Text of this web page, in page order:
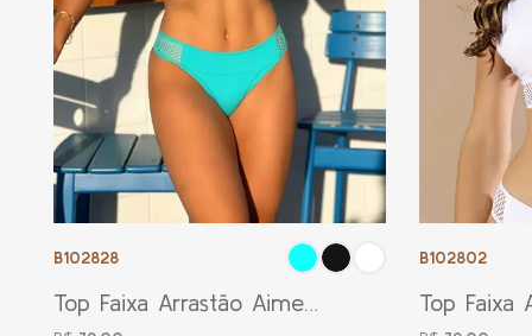
B102828
Top Faixa Arrastão Aime
Candy Color
B102802
Top Faixa
Branco